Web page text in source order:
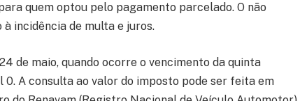
quem optou pelo pagamento parcelado. O não
incidência de multa e juros.
de maio, quando ocorre o vencimento da quinta
A consulta ao valor do imposto pode ser feita em